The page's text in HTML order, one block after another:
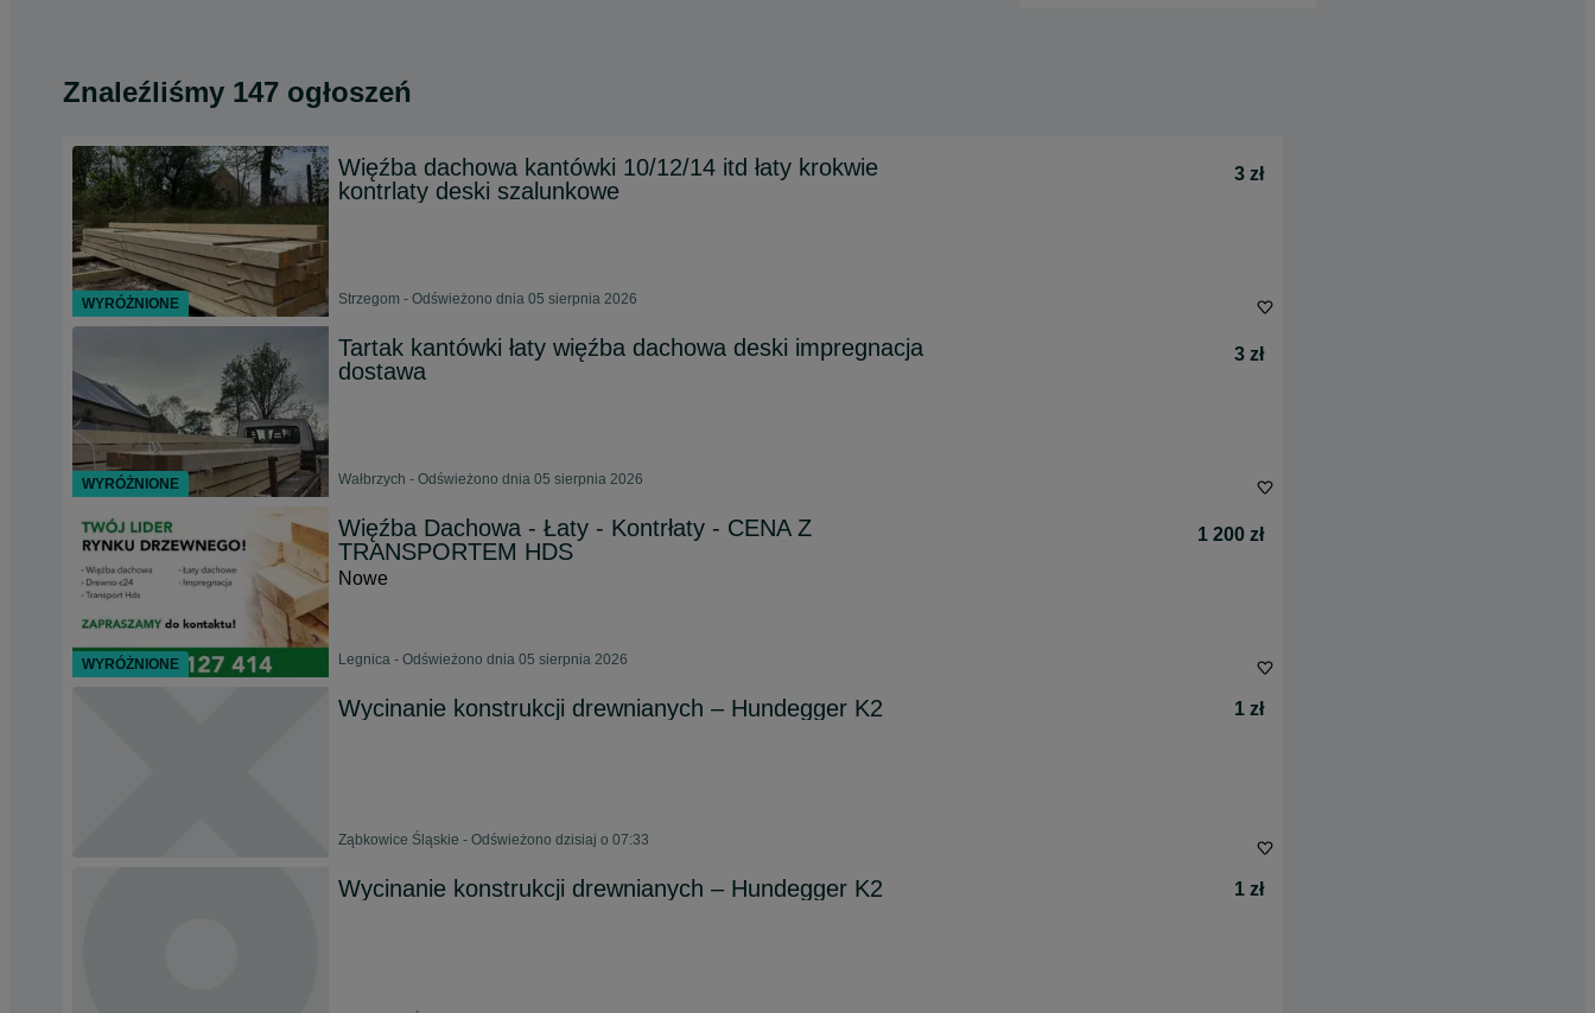
Znaleźliśmy 147 ogłoszeń
Więźba dachowa kantówki 10/12/14 itd łaty krokwie
kontrlaty deski szalunkowe
3 zł
Strzegom - Odświeżono dnia 05 sierpnia 2026
Tartak kantówki łaty więźba dachowa deski impregnacja
dostawa
3 zł
Wałbrzych - Odświeżono dnia 05 sierpnia 2026
Więźba Dachowa - Łaty - Kontrłaty - CENA Z
TRANSPORTEM HDS
1 200 zł
Nowe
Legnica - Odświeżono dnia 05 sierpnia 2026
Wycinanie konstrukcji drewnianych – Hundegger K2 1 zł
Ząbkowice Śląskie - Odświeżono dzisiaj o 07:33
Wycinanie konstrukcji drewnianych – Hundegger K2 1 zł
WYRÓŻNIONE
WYRÓŻNIONE
WYRÓŻNIONE